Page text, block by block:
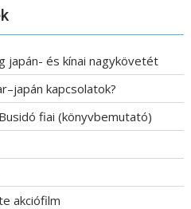
japán- és kínai nagykövetét
kapcsolatok?
fiai (könyvbemutató)
akciófilm